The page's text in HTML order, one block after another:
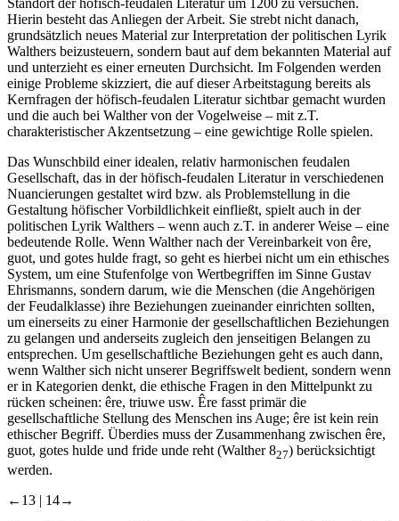
Hierin besteht das Anliegen der Arbeit. Sie strebt nicht danach,
grundsätzlich neues Material zur Interpretation der politischen Lyrik
Walthers beizusteuern, sondern baut auf dem bekannten Material auf
und unterzieht es einer erneuten Durchsicht. Im Folgenden werden
einige Probleme skizziert, die auf dieser Arbeitstagung bereits als
Kernfragen der höfisch-feudalen Literatur sichtbar gemacht wurden
und die auch bei Walther von der Vogelweise – mit z.T.
charakteristischer Akzentsetzung – eine gewichtige Rolle spielen.
Das Wunschbild einer idealen, relativ harmonischen feudalen
Gesellschaft, das in der höfisch-feudalen Literatur in verschiedenen
Nuancierungen gestaltet wird bzw. als Problemstellung in die
Gestaltung höfischer Vorbildlichkeit einfließt, spielt auch in der
politischen Lyrik Walthers – wenn auch z.T. in anderer Weise – eine
bedeutende Rolle. Wenn Walther nach der Vereinbarkeit von êre,
guot, und gotes hulde fragt, so geht es hierbei nicht um ein ethisches
System, um eine Stufenfolge von Wertbegriffen im Sinne Gustav
Ehrismanns, sondern darum, wie die Menschen (die Angehörigen
der Feudalklasse) ihre Beziehungen zueinander einrichten sollten,
um einerseits zu einer Harmonie der gesellschaftlichen Beziehungen
zu gelangen und anderseits zugleich den jenseitigen Belangen zu
entsprechen. Um gesellschaftliche Beziehungen geht es auch dann,
wenn Walther sich nicht unserer Begriffswelt bedient, sondern wenn
er in Kategorien denkt, die ethische Fragen in den Mittelpunkt zu
rücken scheinen: êre, triuwe usw. Êre fasst primär die
gesellschaftliche Stellung des Menschen ins Auge; êre ist kein rein
ethischer Begriff. Überdies muss der Zusammenhang zwischen êre,
guot, gotes hulde und fride unde reht (Walther 827) berücksichtigt
werden.
←13 | 14→